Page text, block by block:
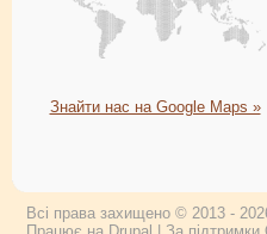
Знайти нас на Google Maps »
Всі права захищено © 2013 -